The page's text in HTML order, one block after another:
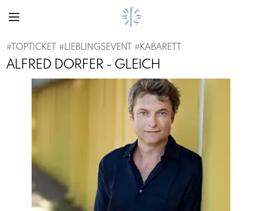
# TOPTICKET #LIEBLINGSEVENT #KABARETT
ALFRED DORFER - GLEICH
Previous